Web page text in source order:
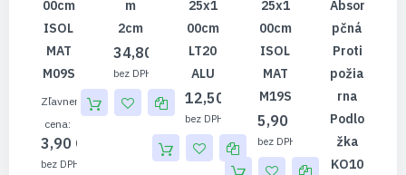
00cm
ISOL
MAT
M09S
Zľavnená
cena
3,90 €
M
2cm
34,80 €
28,29 €
25x1
00cm
LT20
ALU
12,50 €
10,16 €
25x1
00cm
ISOL
MAT
M19S
5,90 €
Absor
Pčná
Proti
Požia
Rna
Podlo
Žka
KO10